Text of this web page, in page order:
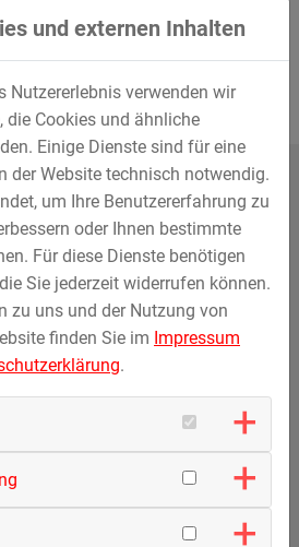
nicht nur mit unserem Nautilus
sondern auch in jedem anderen
Gondolas 12
und externen Inhalten
Nutzererlebnis verwenden wir
die Cookies und ähnliche
Einige Dienste sind für eine
der Website technisch notwendig.
um Ihre Benutzererfahrung zu
oder Ihnen bestimmte
Für diese Dienste benötigen
Sie jederzeit widerrufen können.
zu uns und der Nutzung von
finden Sie im Impressum
.